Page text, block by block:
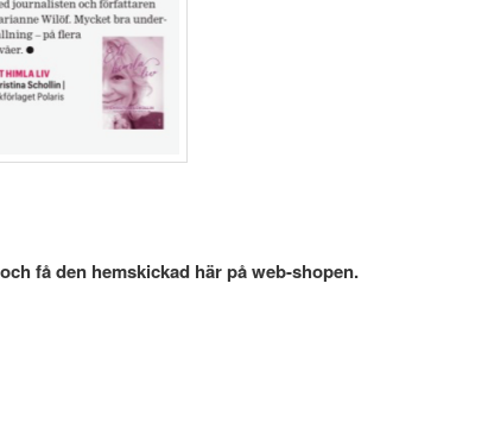
få den hemskickad här på web-shopen.